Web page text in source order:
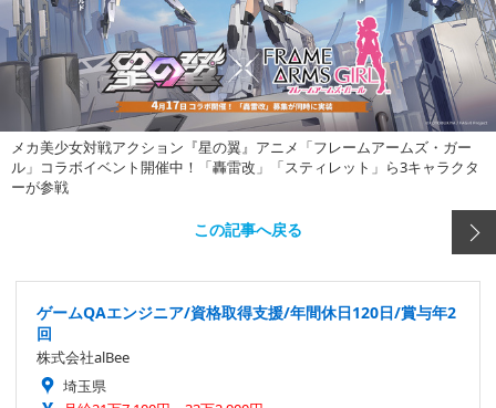
メカ美少女対戦アクション『星の翼』アニメ「フレームアームズ・ガー
ル」コラボイベント開催中！「轟雷改」「スティレット」ら3キャラクタ
ーが参戦
この記事へ戻る
ゲームQAエンジニア/資格取得支援/年間休日120日/賞与年2
回
株式会社alBee
埼玉県